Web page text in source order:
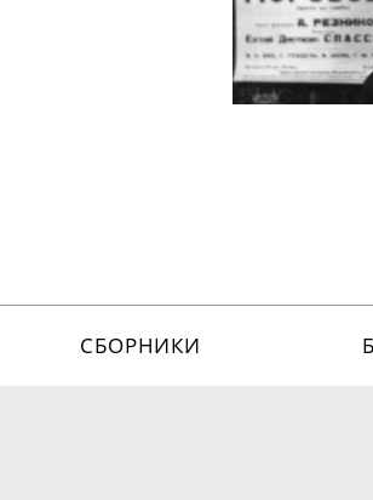
СБОРНИКИ